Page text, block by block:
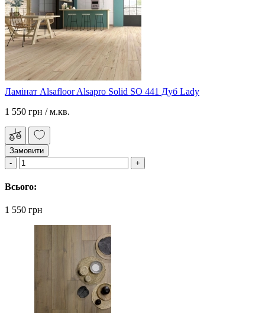
Ламінат Alsafloor Alsapro Solid SO 441 Дуб Lady
1 550 грн / м.кв.
Замовити
Всього:
1 550 грн